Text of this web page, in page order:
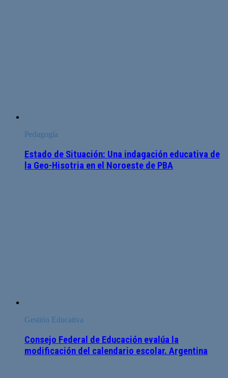
Pedagogía
Estado de Situación: Una indagación educativa de
la Geo-Hisotria en el Noroeste de PBA
Gestión Educativa
Consejo Federal de Educación evalúa la
modificación del calendario escolar. Argentina